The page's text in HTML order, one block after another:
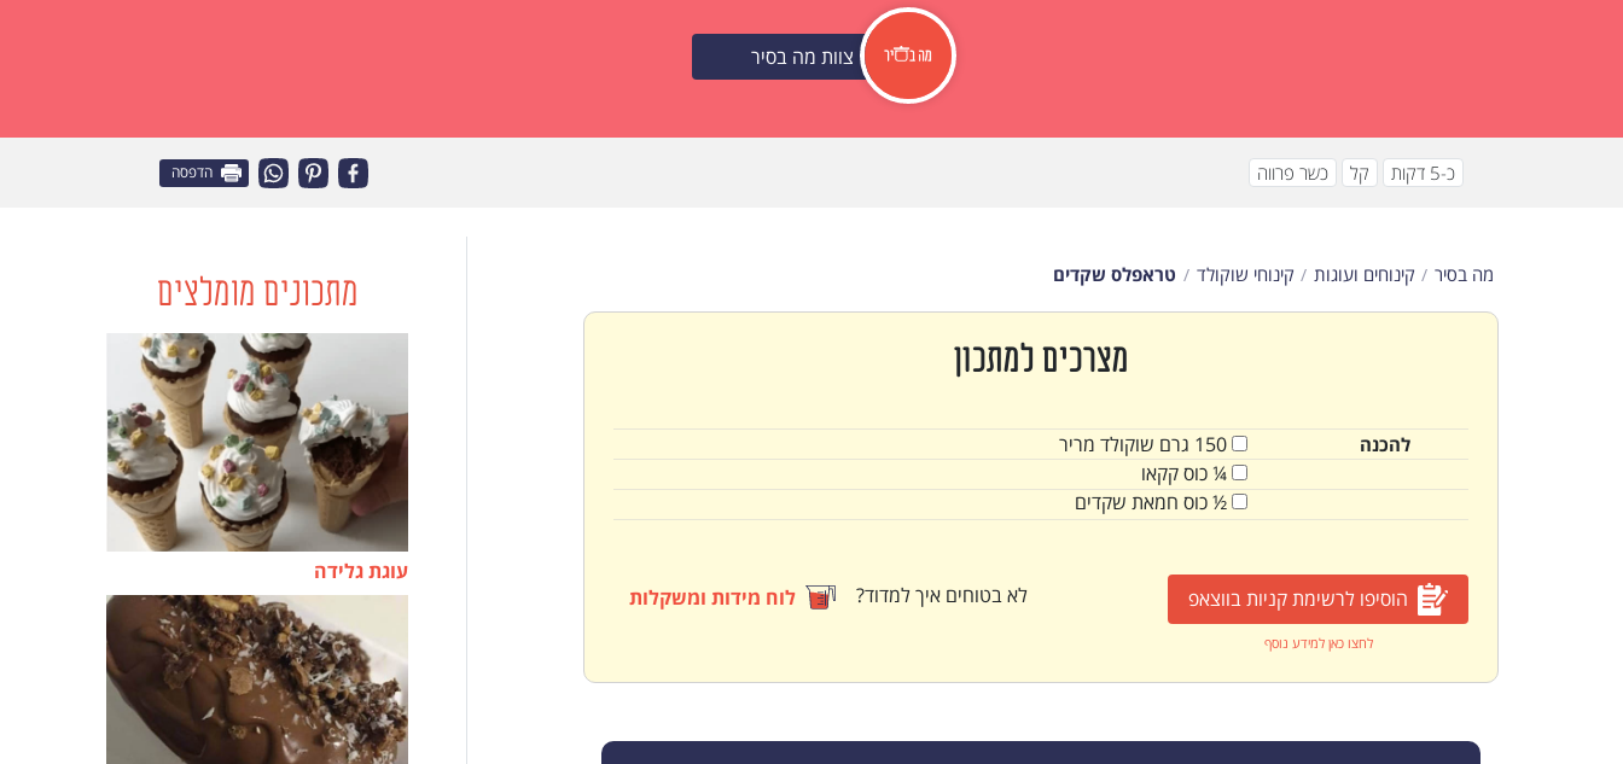
צוות מה בסיר
כ-5 דקות קל כשר פרווה הדפסה
מה בסיר קינוחים ועוגות קינוחי שוקולד טראפלס שקדים
מצרכים למתכון
להכנה 150 גרם שוקולד מריר
¼כוסקקאו
½כוס חמאת שקדים
הוסיפו לרשימת קניות בווצאפ
לחצו כאן למידע נוסף
לא בטוחים איך למדוד? לוח מידות ומשקלות
מתכונים מומלצים
עוגת גלידה